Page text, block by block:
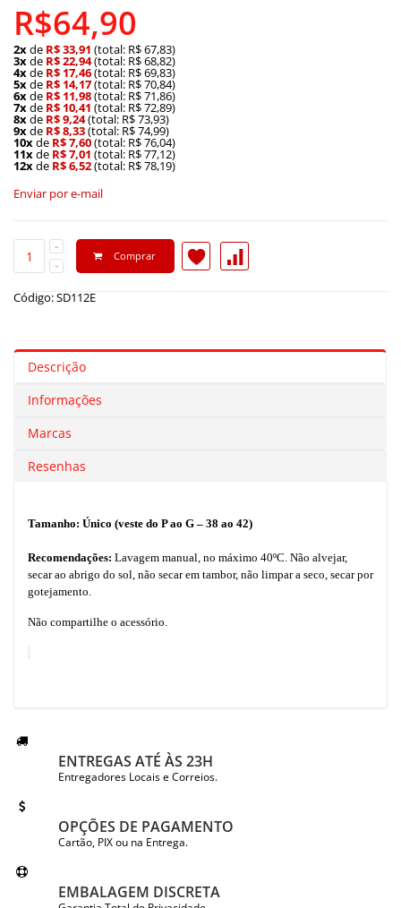
R$64,90
2xde R$ 33,91 (total: R$ 67,83)
3xde R$ 22,94(total: R$ 68,82)
4xde R$ 17,46(total: R$ 69,83)
5xde R$ 14,17(total: R$ 70,84)
6xde R$ 11,98(total: R$ 71,86)
7xde R$ 10,41 (total: R$ 72,89)
8xde R$ 9,24(total: R$ 73,93)
9xde R$ 8,33(total: R$ 74,99)
10xde R$ 7,60(total: R$ 76,04)
11xde R$ 7,01 (total: R$ 77,12)
12xde R$ 6,52(total: R$ 78,19)
Enviar por e-mail
Comprar
Código: SD112E
Descrição
Informações
Marcas
Resenhas
Tamanho: Único (veste do P ao G – 38 ao 42)
Recomendações: Lavagem manual, no máximo 40ºC. Não alvejar,
secar ao abrigo do sol, não secar em tambor, não limpar a seco, secar por
gotejamento.
Não compartilhe o acessório.
ENTREGAS ATÉ ÀS 23H
Entregadores Locais e Correios.
OPÇÕES DE PAGAMENTO
Cartão, PIX ou na Entrega.
EMBALAGEM DISCRETA